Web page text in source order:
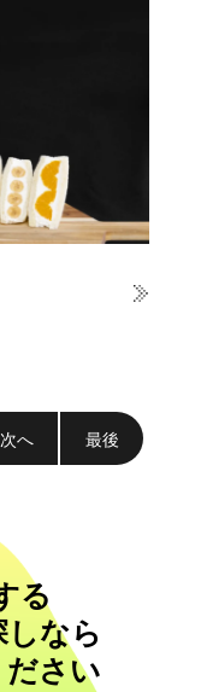
次へ 最後
る
なら
さい